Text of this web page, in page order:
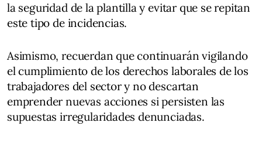
la seguridad de la plantilla y evitar que se repitan
este tipo de incidencias.
Asimismo, recuerdan que continuarán vigilando
el cumplimiento de los derechos laborales de los
trabajadores del sector y no descartan
emprender nuevas acciones si persisten las
supuestas irregularidades denunciadas.